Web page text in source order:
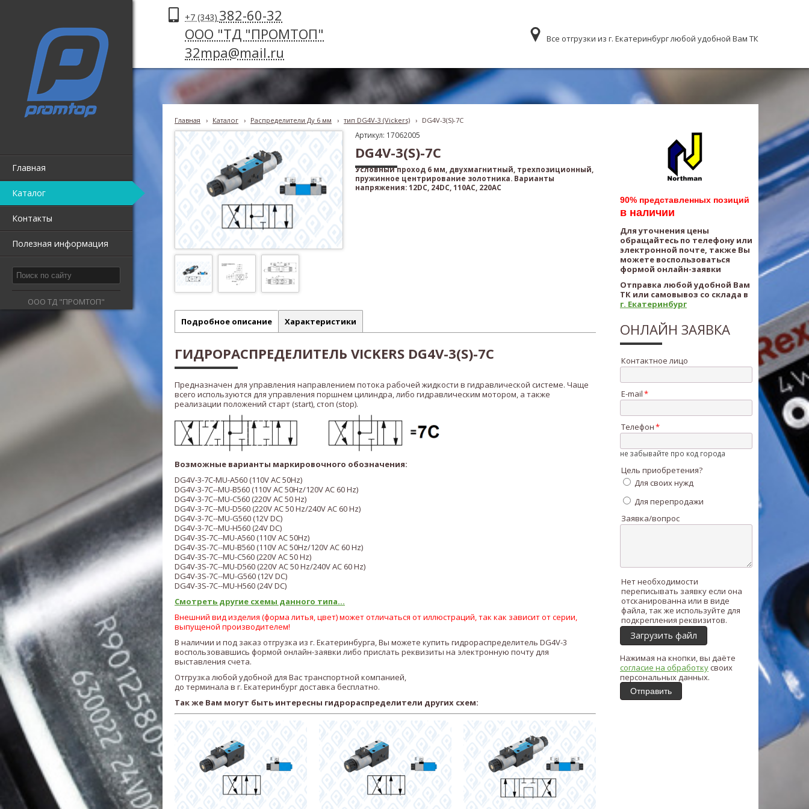
Главная
Каталог
Контакты
Полезная информация
ООО ТД "ПРОМТОП"
+7 (343) 382-60-32
ООО "ТД "ПРОМТОП"
32mpa@mail.ru
Все отгрузки из г. Екатеринбург любой удобной Вам ТК
Главная › Каталог › Распределители Ду 6 мм › тип DG4V-3 (Vickers) › DG4V-3(S)-7С
Артикул: 17062005
DG4V-3(S)-7С
Условный проход 6 мм, двухмагнитный, трехпозиционный,
пружинное центрирование золотника. Варианты
напряжения: 12DC, 24DC, 110AC, 220AC
Подробное описание Характеристики
ГИДРОРАСПРЕДЕЛИТЕЛЬ VICKERS DG4V-3(S)-7С
Предназначен для управления направлением потока рабочей жидкости в гидравлической системе. Чаще
всего используются для управления поршнем цилиндра, либо гидравлическим мотором, а также
реализации положений старт (start), стоп (stop).
Возможные варианты маркировочного обозначения:
DG4V-3-7С-MU-A560 (110V AC 50Hz)
DG4V-3-7С--MU-B560 (110V AC 50Hz/120V AC 60 Hz)
DG4V-3-7С--MU-C560 (220V AC 50 Hz)
DG4V-3-7С--MU-D560 (220V AC 50 Hz/240V AC 60 Hz)
DG4V-3-7С--MU-G560 (12V DC)
DG4V-3-7С--MU-H560 (24V DC)
DG4V-3S-7С--MU-A560 (110V AC 50Hz)
DG4V-3S-7С--MU-B560 (110V AC 50Hz/120V AC 60 Hz)
DG4V-3S-7С--MU-C560 (220V AC 50 Hz)
DG4V-3S-7С--MU-D560 (220V AC 50 Hz/240V AC 60 Hz)
DG4V-3S-7С--MU-G560 (12V DC)
DG4V-3S-7С--MU-H560 (24V DC)
Смотреть другие схемы данного типа...
Внешний вид изделия (форма литья, цвет) может отличаться от иллюстраций, так как зависит от серии,
выпущеной производителем!
В наличии и под заказ отгрузка из г. Екатеринбурга, Вы можете купить гидрораспределитель DG4V-3
воспользовавшись формой онлайн-заявки либо прислать реквизиты на электронную почту для
выставления счета.
Отгрузка любой удобной для Вас транспортной компанией,
до терминала в г. Екатеринбург доставка бесплатно.
Так же Вам могут быть интересны гидрораспределители других схем:
90% представленных позиций
в наличии
Для уточнения цены
обращайтесь по телефону или
электронной почте, также Вы
можете воспользоваться
формой онлайн-заявки
Отправка любой удобной Вам
ТК или самовывоз со склада в
г. Екатеринбург
ОНЛАЙН ЗАЯВКА
Контактное лицо
E-mail
Телефон
не забывайте про код города
Цель приобретения?
Для своих нужд
Для перепродажи
Заявка/вопрос
Нет необходимости
переписывать заявку если она
отсканированна или в виде
файла, так же используйте для
подкрепления реквизитов.
Загрузить файл
Нажимая на кнопки, вы даёте
согласие на обработкусвоих
персональных данных.
Отправить